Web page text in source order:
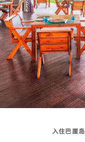
入住巴厘